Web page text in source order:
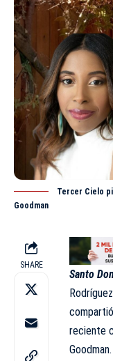
Tercer Cielo
Goodman
SHARE
Santo
reciente
Goodman.